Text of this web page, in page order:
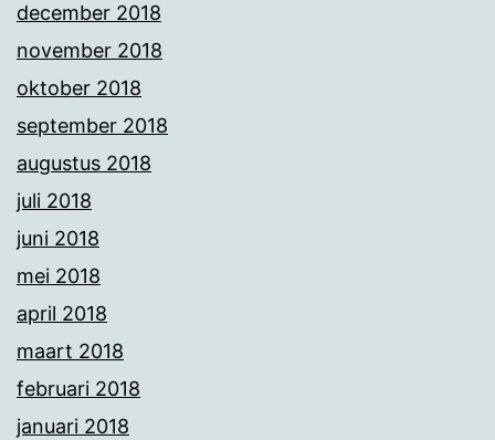
december 2018
november 2018
oktober 2018
september 2018
augustus 2018
juli 2018
juni 2018
mei 2018
april 2018
maart 2018
februari 2018
januari 2018